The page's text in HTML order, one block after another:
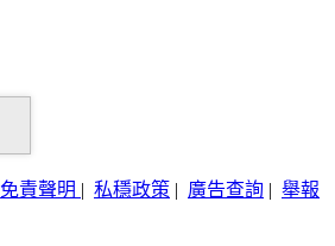
免責聲明 | 私穩政策 | 廣告查詢 | 舉報